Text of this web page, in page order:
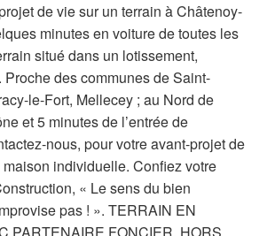
de vie sur un terrain à Châtenoy-
minutes en voiture de toutes les
situé dans un lotissement,
des communes de Saint-
le-Fort, Mellecey ; au Nord de
et 5 minutes de l’entrée de
nous, pour votre avant-projet de
individuelle. Confiez votre
« Le sens du bien
pas ! ». TERRAIN EN